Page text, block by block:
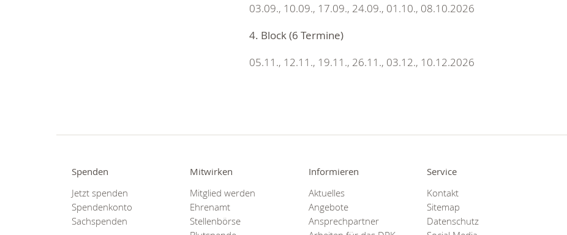
03.09., 10.09., 17.09., 24.09., 01.10., 08.10.2026
4. Block (6 Termine)
05.11., 12.11., 19.11., 26.11., 03.12., 10.12.2026
Spenden
Jetzt spenden
Spendenkonto
Sachspenden
Mitwirken
Mitglied werden
Ehrenamt
Stellenbörse
Informieren
Aktuelles
Angebote
Ansprechpartner
Service
Kontakt
Sitemap
Datenschutz